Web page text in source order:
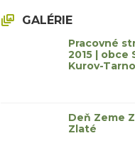
GALÉRIE
Pracovné
2015 | obce
Kurov-
Deň Zeme
Zlaté